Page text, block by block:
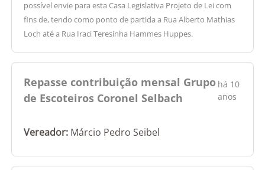
possível envie para esta Casa Legislativa Projeto de Lei com
fins de, tendo como ponto de partida a Rua Alberto Mathias
Loch até a Rua Iraci Teresinha Hammes Huppes.
Repasse contribuição mensal Grupo
de Escoteiros Coronel Selbach
há 10
anos
Vereador: Márcio Pedro Seibel